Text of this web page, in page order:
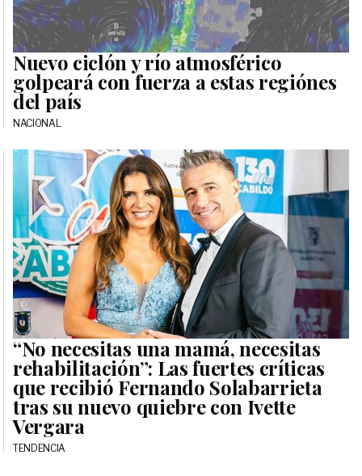
Nuevo ciclón y río atmosférico
golpeará con fuerza a estas regiónes
del país
NACIONAL
“No necesitas una mamá, necesitas
rehabilitación”: Las fuertes críticas
que recibió Fernando Solabarrieta
tras su nuevo quiebre con Ivette
Vergara
TENDENCIA